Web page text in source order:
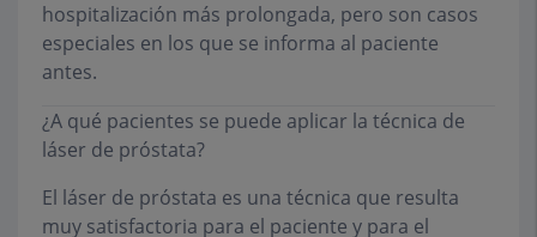
hospitalización más prolongada, pero son casos
especiales en los que se informa al paciente
antes.
¿A qué pacientes se puede aplicar la técnica de
láser de próstata?
El láser de próstata es una técnica que resulta
muy satisfactoria para el paciente y para el